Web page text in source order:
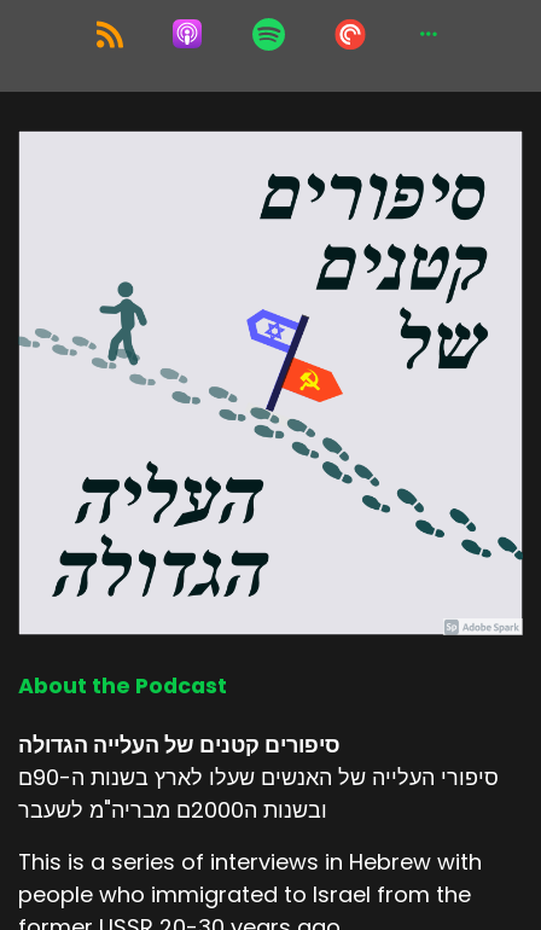
About the Podcast
סיפורים קטנים של העלייה הגדולה
סיפורי העלייה של האנשים שעלו לארץ בשנות ה-90ם
ובשנות ה2000ם מבריה"מ לשעבר
This is a series of interviews in Hebrew with
people who immigrated to Israel from the